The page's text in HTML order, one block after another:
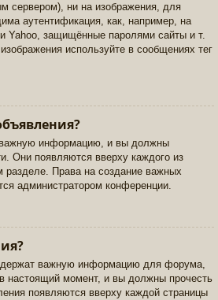
сервером), ни на изображения, для
аутентификация, как, например, на
Yahoo, защищённые паролями сайты и т.
используйте в сообщениях тег
информацию, и вы должны
Они появляются вверху каждого из
Права на создание важных
администратором конференции.
важную информацию для форума,
настоящий момент, и вы должны прочесть
появляются вверху каждой страницы